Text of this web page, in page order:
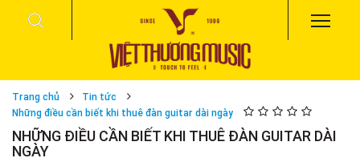
Trang chủ
Tin tức
Những điều cần biết khi thuê đàn guitar dài ngày
NHỮNG ĐIỀU CẦN BIẾT KHI THUÊ ĐÀN GUITAR DÀI
NGÀY